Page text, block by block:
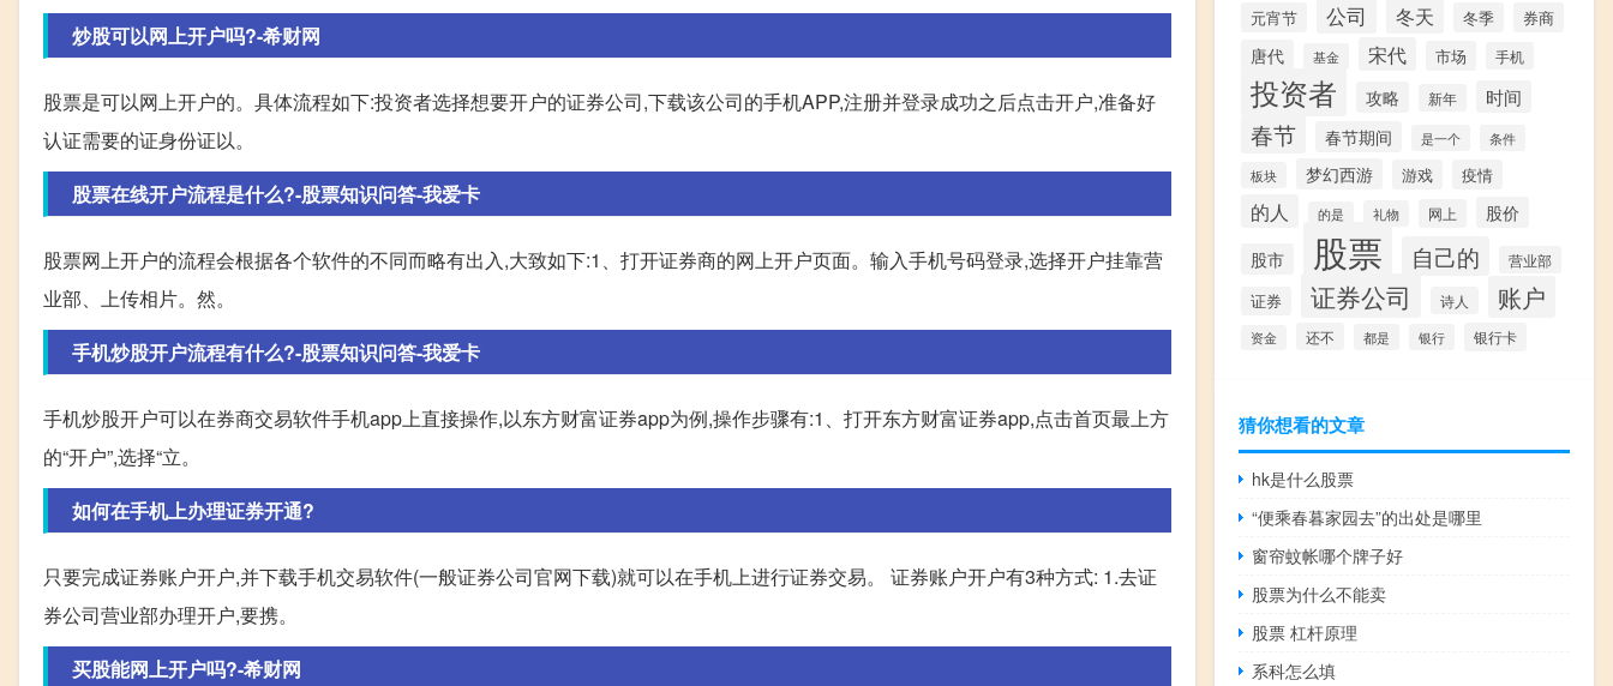
炒股可以网上开户吗?-希财网
股票是可以网上开户的。具体流程如下:投资者选择想要开户的证券公司,下载该公司的手机APP,注册并登录成功之后点击开户,准备好
认证需要的证身份证以。
股票在线开户流程是什么?-股票知识问答-我爱卡
股票网上开户的流程会根据各个软件的不同而略有出入,大致如下:1、打开证券商的网上开户页面。输入手机号码登录,选择开户挂靠营
业部、上传相片。然。
手机炒股开户流程有什么?-股票知识问答-我爱卡
手机炒股开户可以在券商交易软件手机app上直接操作,以东方财富证券app为例,操作步骤有:1、打开东方财富证券app,点击首页最上方
的“开户”,选择“立。
如何在手机上办理证券开通?
只要完成证券账户开户,并下载手机交易软件(一般证券公司官网下载)就可以在手机上进行证券交易。 证券账户开户有3种方式: 1.去证
券公司营业部办理开户,要携。
买股能网上开户吗?-希财网
元宵节 公司 冬天 冬季 券商
唐代 基金 宋代 市场 手机
投资者 攻略 新年 时间
春节 春节期间 是一个
条件
板块
梦幻西游 游戏 疫情
的人 的是 礼物 网上
股价
股市
股票 自己的 营业部
证券 证券公司 诗人 账户
资金 还不 都是 银行 银行卡
猜你想看的文章
hk是什么股票
“便乘春暮家园去”的出处是哪里
窗帘蚊帐哪个牌子好
股票为什么不能卖
股票 杠杆原理
系科怎么填